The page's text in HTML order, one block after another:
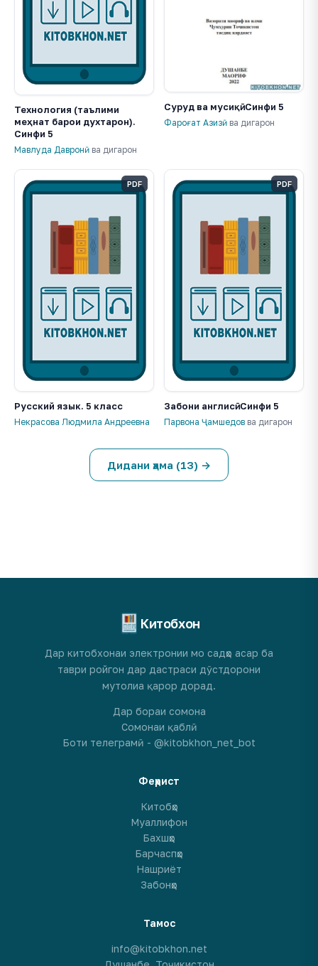
Технология (таълими
меҳнат барои духтарон).
Синфи 5
Мавлуда Давронӣ ва дигарон
Суруд ва мусиқӣ. Синфи 5
Фароғат Азизӣ ва дигарон
PDF
Русский язык. 5 класс
Некрасова Людмила Андреевна
PDF
Забони англисӣ. Синфи 5
Парвона Ҷамшедов ва дигарон
Дидани ҳама (13) →
Китобхон
Дар китобхонаи электронии мо садҳо асар ба
таври ройгон дар дастраси дӯстдорони
мутолиа қарор дорад.
Дар бораи сомона
Сомонаи қаблӣ
Боти телеграмӣ - @kitobkhon_net_bot
Феҳрист
Китобҳо
Муаллифон
Бахшҳо
Барчаспҳо
Нашриёт
Забонҳо
Тамос
info@kitobkhon.net